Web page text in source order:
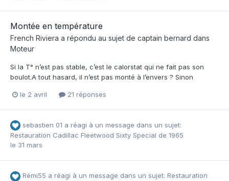
Montée en température
French Riviera a répondu au sujet de captain bernard dans
Moteur
Si la T° n’est pas stable, c’est le calorstat qui ne fait pas son
boulot.A tout hasard, il n’est pas monté à l’envers ? Sinon
le 2 avril 21 réponses
sebastien 01 a réagi à un message dans un sujet:
Restauration Cadillac Fleetwood Sixty Special de 1965
le 31 mars
Rémi55 a réagi à un message dans un sujet: Restauration